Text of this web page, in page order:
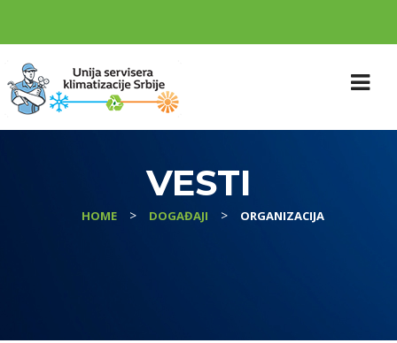
VESTI
HOME > DOGAĐAJI > ORGANIZACIJA